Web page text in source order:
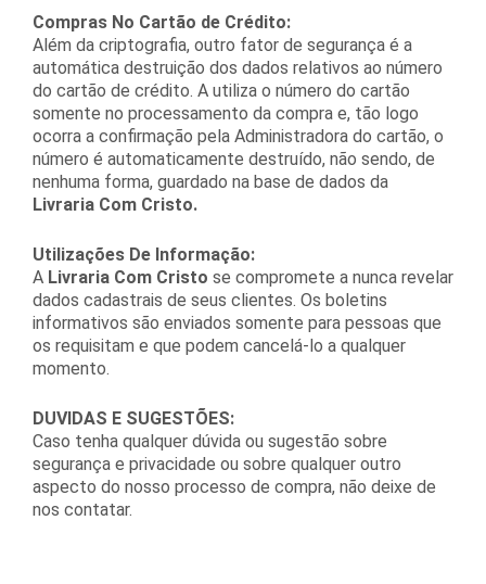
Compras No Cartão de Crédito:
Além da criptografia, outro fator de segurança é a
automática destruição dos dados relativos ao número
do cartão de crédito. A utiliza o número do cartão
somente no processamento da compra e, tão logo
ocorra a confirmação pela Administradora do cartão, o
número é automaticamente destruído, não sendo, de
nenhuma forma, guardado na base de dados da
Livraria Com Cristo.
Utilizações De Informação:
A Livraria Com Cristo se compromete a nunca revelar
dados cadastrais de seus clientes. Os boletins
informativos são enviados somente para pessoas que
os requisitam e que podem cancelá-lo a qualquer
momento.
DUVIDAS E SUGESTÕES:
Caso tenha qualquer dúvida ou sugestão sobre
segurança e privacidade ou sobre qualquer outro
aspecto do nosso processo de compra, não deixe de
nos contatar.